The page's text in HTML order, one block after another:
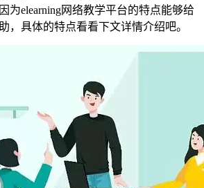
为elearning网络教学平台的特点能够给
，具体的特点看看下文详情介绍吧。